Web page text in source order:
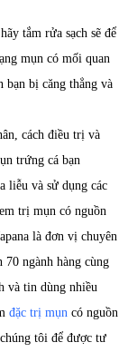
tắm rửa sạch sẽ để
mụn có mối quan
bạn bị căng thẳng và
cách điều trị và
trứng cá bạn
liễu và sử dụng các
trị mụn có nguồn
là đơn vị chuyên
70 ngành hàng cùng
và tin dùng nhiều
đặc trị mụn có nguồn
tôi để được tư